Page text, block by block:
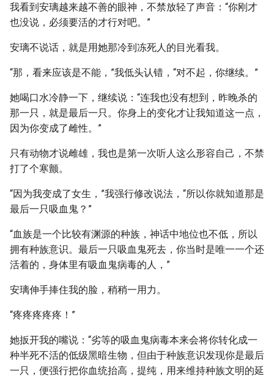
我看到安璃越来越不善的眼神，不禁放轻了声音：“你刚才
也没说，必须要活的才行对吧。”
安璃不说话，就是用她那冷到冻死人的目光看我。
“那，看来应该是不能，”我低头认错，“对不起，你继续。”
她喝口水冷静一下，继续说：“连我也没有想到，昨晚杀的
那一只，就是最后一只。你身上的变化才让我知道这一点，
因为你变成了雌性。”
只有动物才说雌雄，我也是第一次听人这么形容自己，不禁
打了个寒颤。
“因为我变成了女生，”我强行修改说法，“所以你就知道那是
最后一只吸血鬼？”
“血族是一个比较有渊源的种族，神话中地位也不低，所以
拥有种族意识。最后一只吸血鬼死去，你当时是唯一一个还
活着的，身体里有吸血鬼病毒的人，”
安璃伸手捧住我的脸，稍稍一用力。
“疼疼疼疼疼！”
她扳开我的嘴说：“劣等的吸血鬼病毒本来会将你转化成一
种半死不活的低级黑暗生物，但由于种族意识发现你是最后
一只，便强行把你血统抬高，提纯，用来维持种族文明的延